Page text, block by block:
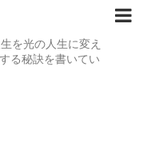
を光の人生に変え
る秘訣を書いてい